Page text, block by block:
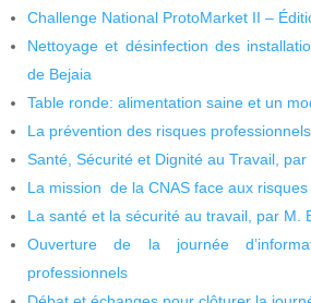
Challenge National ProtoMarket II –
Nettoyage et désinfection des
de Bejaia
Table ronde: alimentation saine et un
La prévention des risques
Santé, Sécurité et Dignité au Travail, par
La mission de la CNAS face aux
La santé et la sécurité au travail, par M.
Ouverture de la journée
professionnels